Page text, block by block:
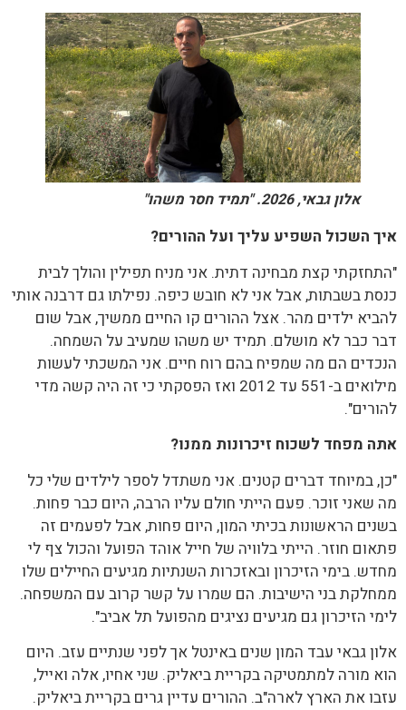
אלון גבאי, 2026. "תמיד חסר משהו"
איך השכול השפיע עליך ועל ההורים?
"התחזקתי קצת מבחינה דתית. אני מניח תפילין והולך לבית
כנסת בשבתות, אבל אני לא חובש כיפה. נפילתו גם דרבנה אותי
להביא ילדים מהר. אצל ההורים קו החיים ממשיך, אבל שום
דבר כבר לא מושלם. תמיד יש משהו שמעיב על השמחה.
הנכדים הם מה שמפיח בהם רוח חיים. אני המשכתי לעשות
מילואים ב-551 עד 2012 ואז הפסקתי כי זה היה קשה מדי
להורים".
אתה מפחד לשכוח זיכרונות ממנו?
"כן, במיוחד דברים קטנים. אני משתדל לספר לילדים שלי כל
מה שאני זוכר. פעם הייתי חולם עליו הרבה, היום כבר פחות.
בשנים הראשונות בכיתי המון, היום פחות, אבל לפעמים זה
פתאום חוזר. הייתי בלוויה של חייל אוהד הפועל והכול צף לי
מחדש. בימי הזיכרון ובאזכרות השנתיות מגיעים החיילים שלו
ממחלקת בני הישיבות. הם שמרו על קשר קרוב עם המשפחה.
לימי הזיכרון גם מגיעים נציגים מהפועל תל אביב".
אלון גבאי עבד המון שנים באינטל אך לפני שנתיים עזב. היום
הוא מורה למתמטיקה בקריית ביאליק. שני אחיו, אלה ואייל,
עזבו את הארץ לארה"ב. ההורים עדיין גרים בקריית ביאליק.